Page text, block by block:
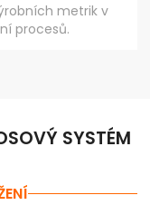
metrik v
procesů.
SYSTÉM